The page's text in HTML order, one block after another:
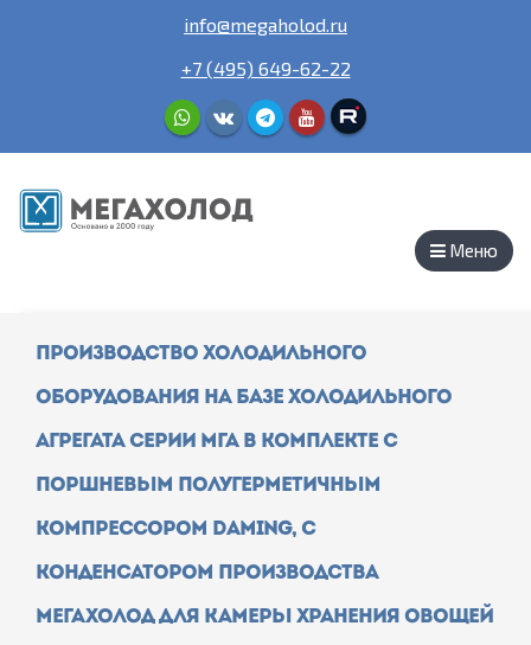
info@megaholod.ru
+7 (495) 649-62-22
Меню
Производство холодильного
оборудования на базе холодильного
агрегата серии МГА в комплекте с
поршневым полугерметичным
компрессором Daming, с
конденсатором производства
МЕГАХОЛОД для камеры хранения овощей